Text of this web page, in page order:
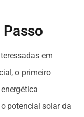
em
o primeiro
potencial solar da